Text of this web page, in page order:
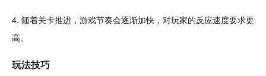
4. 随着关卡推进，游戏节奏会逐渐加快，对玩家的反应速度要求更
高。
玩法技巧